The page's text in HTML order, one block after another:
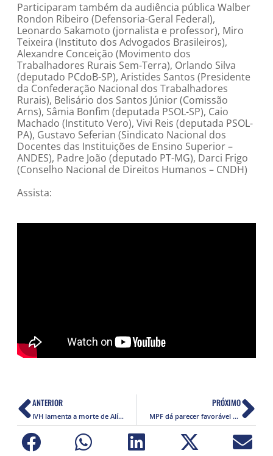
Participaram também da audiência pública Walber
Rondon Ribeiro (Defensoria-Geral Federal),
Leonardo Sakamoto (jornalista e professor), Miro
Teixeira (Instituto dos Advogados Brasileiros),
Alexandre Conceição (Movimento dos
Trabalhadores Rurais Sem-Terra), Orlando Silva
(deputado PCdoB-SP), Aristides Santos (Presidente
da Confederação Nacional dos Trabalhadores
Rurais), Belisário dos Santos Júnior (Comissão
Arns), Sâmia Bonfim (deputada PSOL-SP), Caio
Machado (Instituto Vero), Vivi Reis (deputada PSOL-
PA), Gustavo Seferian (Sindicato Nacional dos
Docentes das Instituições de Ensino Superior –
ANDES), Padre João (deputado PT-MG), Darci Frigo
(Conselho Nacional de Direitos Humanos – CNDH)
Assista:
ANTERIOR
IVH lamenta a morte de Alípio Freire, grande defensor da democracia
PRÓXIMO
MPF dá parecer favorável a ação do IVH contra Governo Federal